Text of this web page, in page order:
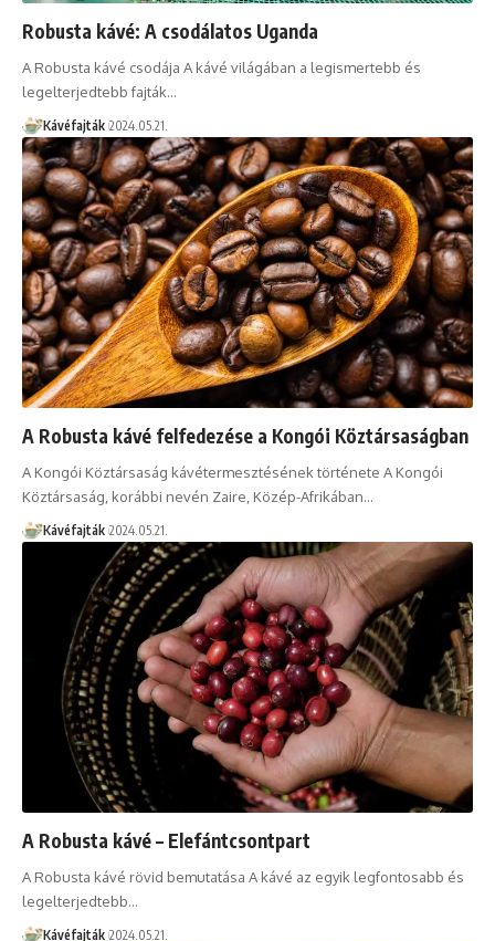
Robusta kávé: A csodálatos Uganda
A Robusta kávé csodája A kávé világában a legismertebb és
legelterjedtebb fajták…
Kávéfajták 2024.05.21.
A Robusta kávé felfedezése a Kongói Köztársaságban
A Kongói Köztársaság kávétermesztésének története A Kongói
Köztársaság, korábbi nevén Zaire, Közép-Afrikában…
Kávéfajták 2024.05.21.
A Robusta kávé – Elefántcsontpart
A Robusta kávé rövid bemutatása A kávé az egyik legfontosabb és
legelterjedtebb…
Kávéfajták 2024.05.21.